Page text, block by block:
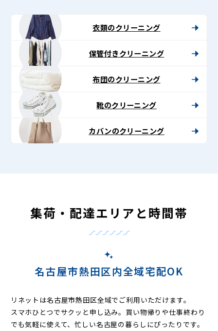
衣類のクリーニング
保管付きクリーニング
布団のクリーニング
靴のクリーニング
カバンのクリーニング
集荷・配達エリアと時間帯
名古屋市熱田区内全域宅配OK
リネットは名古屋市熱田区全域でご利用いただけます。
スマホひとつでサクッと申し込み。買い物帰りや仕事終わり
でも気軽に使えて、忙しい名古屋の暮らしにぴったりです。